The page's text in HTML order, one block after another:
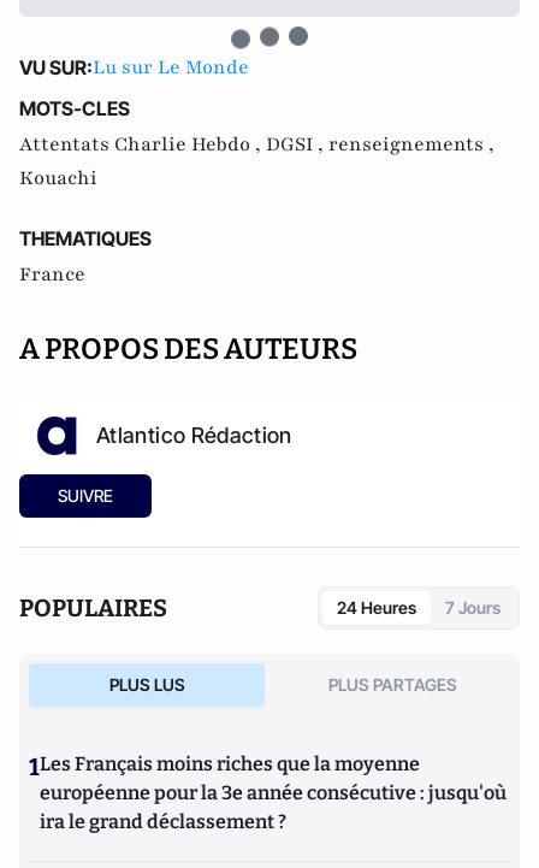
VU SUR:Lu sur Le Monde
MOTS-CLES
Attentats Charlie Hebdo , DGSI , renseignements ,
Kouachi
THEMATIQUES
France
A PROPOS DES AUTEURS
Atlantico Rédaction
SUIVRE
POPULAIRES 24 Heures 7 Jours
PLUS LUS PLUS PARTAGES
1Les Français moins riches que la moyenne
européenne pour la 3e année consécutive : jusqu'où
ira le grand déclassement ?